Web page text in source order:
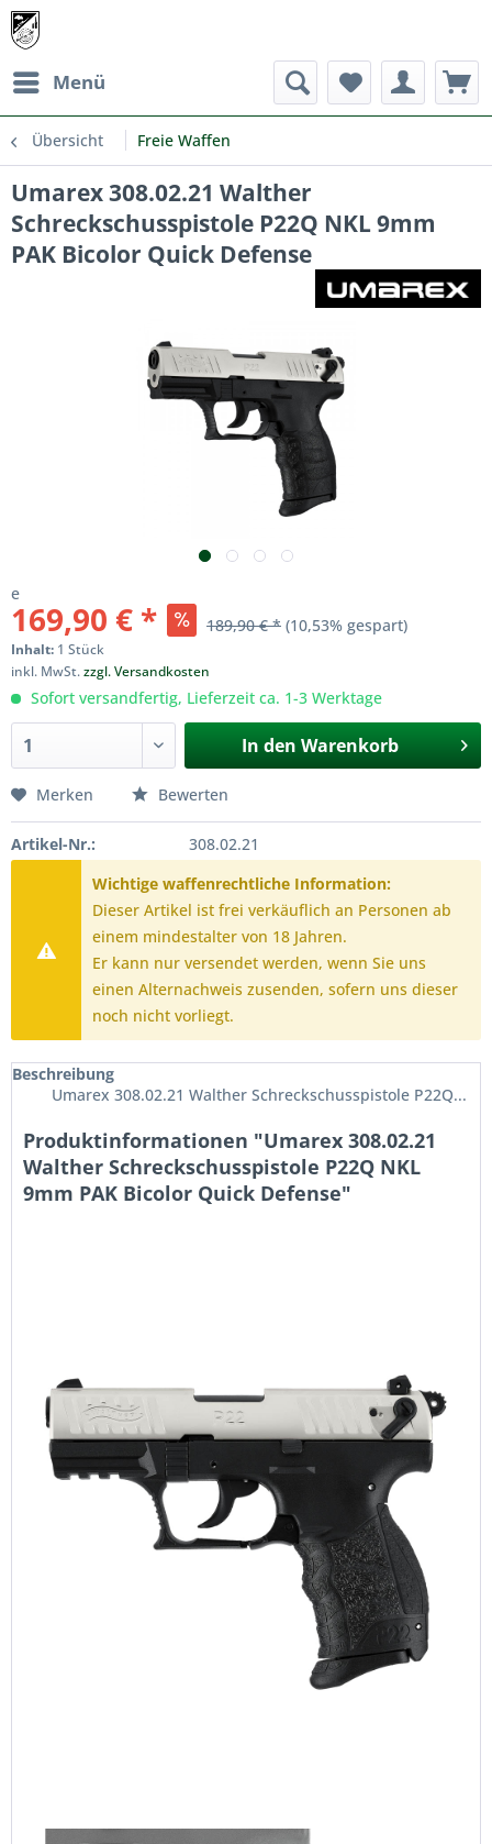
Menü
Übersicht Freie Waffen
Umarex 308.02.21 Walther
Schreckschusspistole P22Q NKL 9mm
PAK Bicolor Quick Defense
e
169,90 € * 189,90 € * (10,53% gespart)
Inhalt: 1 Stück
inkl. MwSt.zzgl. Versandkosten
Sofort versandfertig, Lieferzeit ca. 1-3 Werktage
In den Warenkorb
Merken Bewerten
Artikel-Nr.:
308.02.21
Wichtige waffenrechtliche Information:
Dieser Artikel ist frei verkäuflich an Personen ab
einem mindestalter von 18 Jahren.
Er kann nur versendet werden, wenn Sie uns
einen Alternachweis zusenden, sofern uns dieser
noch nicht vorliegt.
Beschreibung
Umarex 308.02.21 Walther Schreckschusspistole P22Q...
Produktinformationen "Umarex 308.02.21
Walther Schreckschusspistole P22Q NKL
9mm PAK Bicolor Quick Defense"